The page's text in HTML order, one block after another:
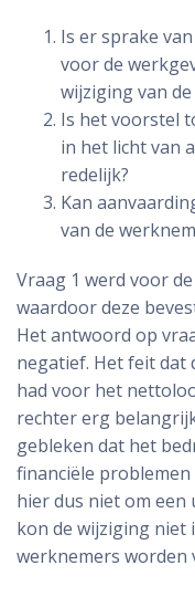
Is er sprake
voor de
wijziging van
Is het voorstel
in het licht van
redelijk?
Kan
van de
Vraag 1 werd voor
waardoor deze
Het antwoord op
negatief. Het feit dat
had voor het
rechter erg
gebleken dat het
financiële
hier dus niet om een
kon de wijziging niet
werknemers worden